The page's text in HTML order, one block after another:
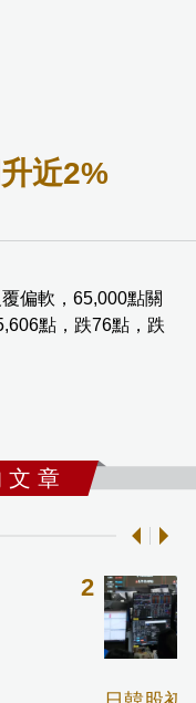
近2%
偏軟，65,000點關
點，跌76點，跌
文 章